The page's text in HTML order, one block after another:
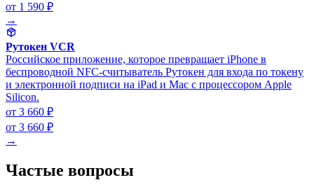
от 1 590 ₽
→
Рутокен VCR
Российское приложение, которое превращает iPhone в
беспроводной NFC-считыватель Рутокен для входа по токену
и электронной подписи на iPad и Mac с процессором Apple
Silicon.
от 3 660 ₽
от 3 660 ₽
→
Частые вопросы